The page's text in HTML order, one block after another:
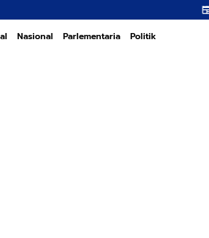
Transformasi
Nasional Parlementaria Politik